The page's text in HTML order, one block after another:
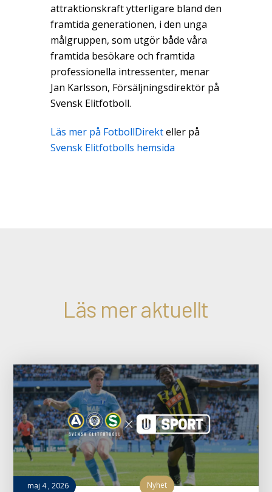
attraktionskraft ytterligare bland den
framtida generationen, i den unga
målgruppen, som utgör både våra
framtida besökare och framtida
professionella intressenter, menar
Jan Karlsson, Försäljningsdirektör på
Svensk Elitfotboll.
Läs mer på FotbollDirekteller på
Svensk Elitfotbolls hemsida
Läs mer aktuellt
maj 4,2026 Nyhet